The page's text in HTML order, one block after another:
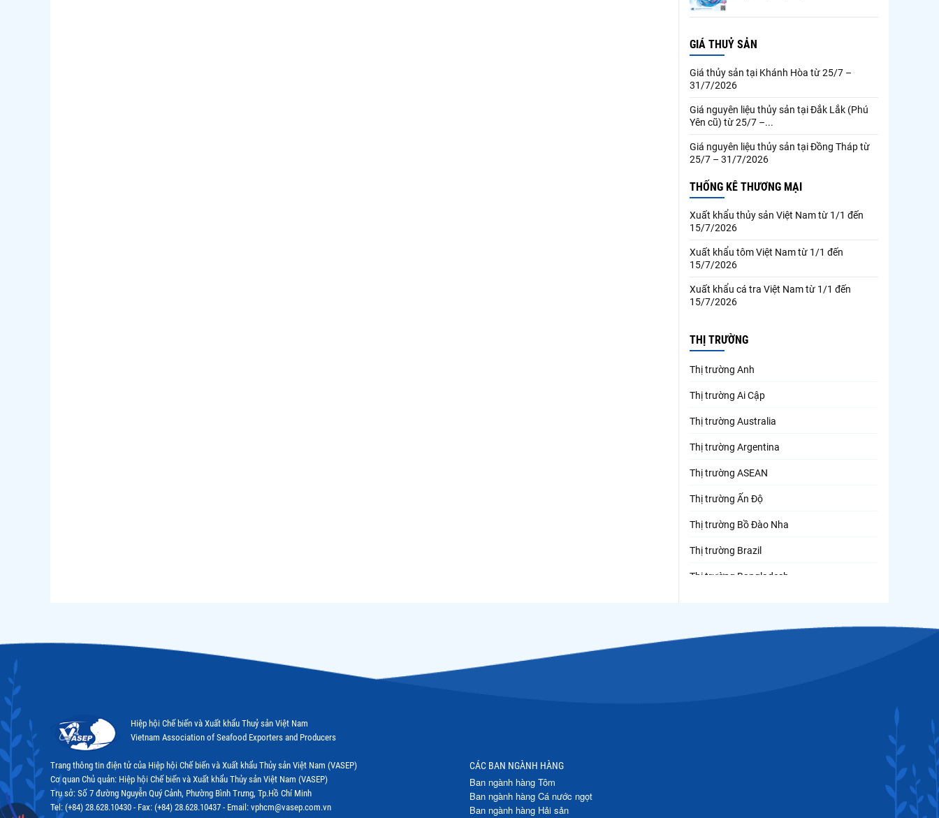
GIÁ THUỶ SẢN
Giá thủy sản tại Khánh Hòa từ 25/7 –
31/7/2026
Giá nguyên liệu thủy sản tại Đắk Lắk (Phú
Yên cũ) từ 25/7 –...
Giá nguyên liệu thủy sản tại Đồng Tháp từ
25/7 – 31/7/2026
THỐNG KÊ THƯƠNG MẠI
Xuất khẩu thủy sản Việt Nam từ 1/1 đến
15/7/2026
Xuất khẩu tôm Việt Nam từ 1/1 đến
15/7/2026
Xuất khẩu cá tra Việt Nam từ 1/1 đến
15/7/2026
THỊ TRƯỜNG
Thị trường Anh
Thị trường Ai Cập
Thị trường Australia
Thị trường Argentina
Thị trường ASEAN
Thị trường Ấn Độ
Thị trường Bồ Đào Nha
Thị trường Brazil
Thị trường Bangladesh
Thị trường Canada
Hiệp hội Chế biến và Xuất khẩu Thuỷ sản Việt Nam
Vietnam Association of Seafood Exporters and Producers
Trang thông tin điện tử của Hiệp hội Chế biến và Xuất khẩu Thủy sản Việt Nam (VASEP)
Cơ quan Chủ quản: Hiệp hội Chế biến và Xuất khẩu Thủy sản Việt Nam (VASEP)
Trụ sở: Số 7 đường Nguyễn Quý Cảnh, Phường Bình Trưng, Tp.Hồ Chí Minh
Tel: (+84) 28.628.10430 - Fax: (+84) 28.628.10437 - Email: vphcm@vasep.com.vn
CÁC BAN NGÀNH HÀNG
Ban ngành hàng Tôm
Ban ngành hàng Cá nước ngọt
Ban ngành hàng Hải sản